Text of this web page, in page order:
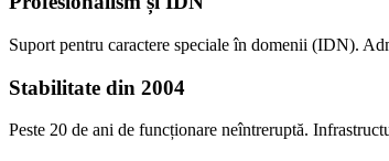
Suport pentru caractere speciale în domenii (IDN).
Stabilitate din 2004
Peste 20 de ani de funcționare neîntreruptă.